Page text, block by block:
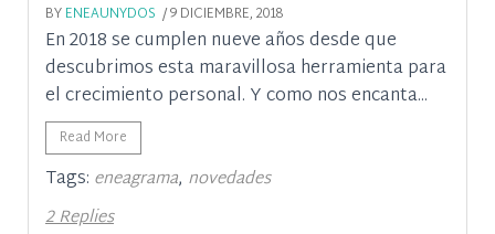
BYENEAUNYDOS / 9 DICIEMBRE, 2018
En 2018 se cumplen nueve años desde que
descubrimos esta maravillosa herramienta para
el crecimiento personal. Y como nos encanta...
Read More
Tags: eneagrama, novedades
2 Replies